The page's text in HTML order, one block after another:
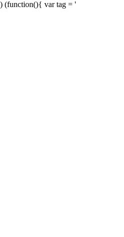
) (function(){ var tag = '